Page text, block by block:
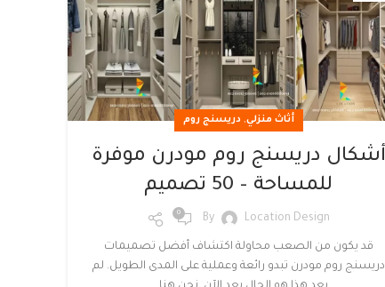
أثاث منزلي, دريسنج روم
أشكال دريسنج روم مودرن موفرة
للمساحة – 50 تصميم
By Location Design
0
قد يكون من الصعب محاولة اكتشاف أفضل تصميمات
دريسنج روم مودرن تبدو رائعة وعملية على المدى الطويل. لم